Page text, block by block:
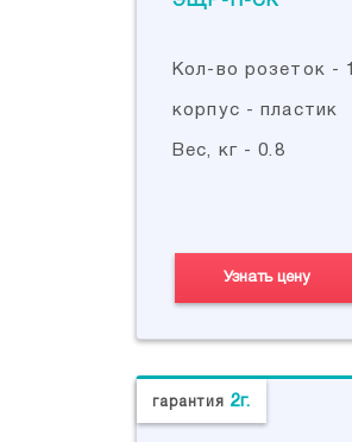
Кол-во розеток - 1
корпус - пластик
Вес, кг - 0.8
Узнать цену
гарантия 2г.